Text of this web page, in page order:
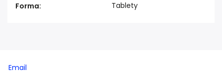
Forma: Tablety
Email